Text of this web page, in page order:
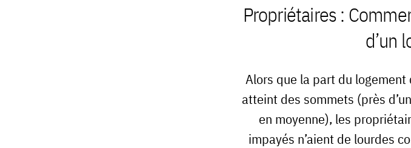
Propriétaires :
d’un
Alors que la part du
atteint des sommets (près
en moyenne), les
impayés n’aient de lourdes